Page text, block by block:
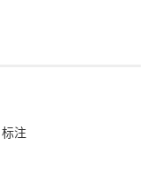
标注